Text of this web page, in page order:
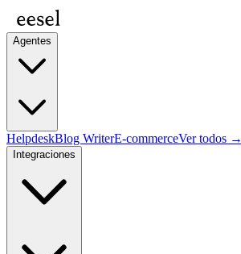
Agentes
HelpdeskBlog WriterE-commerceVer todos →
Integraciones